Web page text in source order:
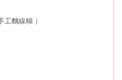
工麵線糊 ）